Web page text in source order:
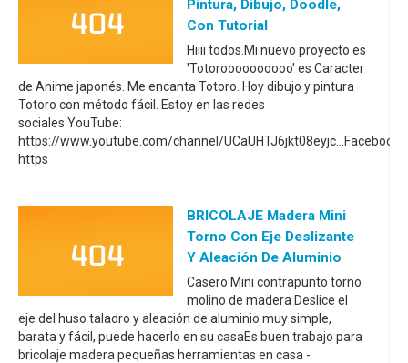
Pintura, Dibujo, Doodle,
Con Tutorial
Hiiii todos.Mi nuevo proyecto es
'Totoroooooooooo' es Caracter
de Anime japonés. Me encanta Totoro. Hoy dibujo y pintura
Totoro con método fácil. Estoy en las redes
sociales:YouTube:
https://www.youtube.com/channel/UCaUHTJ6jkt08eyjc...Facebook:
https
BRICOLAJE Madera Mini
Torno Con Eje Deslizante
Y Aleación De Aluminio
Casero Mini contrapunto torno
molino de madera Deslice el
eje del huso taladro y aleación de aluminio muy simple,
barata y fácil, puede hacerlo en su casaEs buen trabajo para
bricolaje madera pequeñas herramientas en casa -